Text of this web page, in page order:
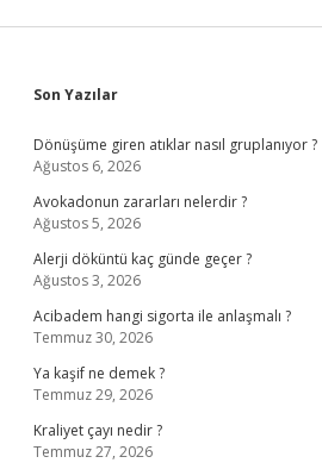
Sidebar
Son Yazılar
Dönüşüme giren atıklar nasıl gruplanıyor ?
Ağustos 6, 2026
Avokadonun zararları nelerdir ?
Ağustos 5, 2026
Alerji döküntü kaç günde geçer ?
Ağustos 3, 2026
Acibadem hangi sigorta ile anlaşmalı ?
Temmuz 30, 2026
Ya kaşif ne demek ?
Temmuz 29, 2026
Kraliyet çayı nedir ?
Temmuz 27, 2026